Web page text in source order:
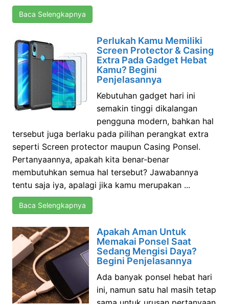
Baca Selengkapnya
Perlukah Kamu Memiliki
Screen Protector & Casing
Extra Pada Gadget Hebat
Kamu? Begini
Penjelasannya
Kebutuhan gadget hari ini
semakin tinggi dikalangan
pengguna modern, bahkan hal
tersebut juga berlaku pada pilihan perangkat extra
seperti Screen protector maupun Casing Ponsel.
Pertanyaannya, apakah kita benar-benar
membutuhkan semua hal tersebut? Jawabannya
tentu saja iya, apalagi jika kamu merupakan ...
Baca Selengkapnya
Apakah Aman Untuk
Memakai Ponsel Saat
Sedang Mengisi Daya?
Begini Penjelasannya
Ada banyak ponsel hebat hari
ini, namun satu hal masih tetap